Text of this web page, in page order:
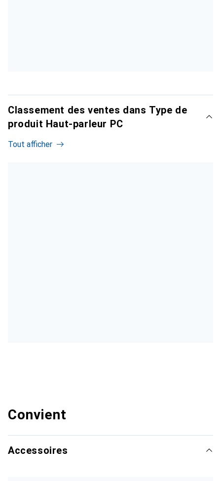
Classement des ventes dans Type de
produit Haut-parleur PC
Tout afficher
Convient
Accessoires